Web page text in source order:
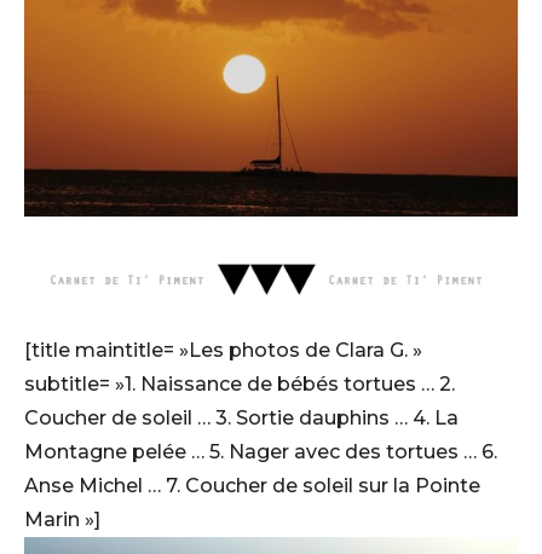
[title maintitle= »Les photos de Clara G. »
subtitle= »1. Naissance de bébés tortues … 2.
Coucher de soleil … 3. Sortie dauphins … 4. La
Montagne pelée … 5. Nager avec des tortues … 6.
Anse Michel … 7. Coucher de soleil sur la Pointe
Marin »]